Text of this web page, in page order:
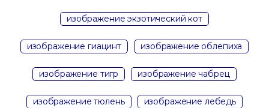
изображение экзотический кот
изображение гиацинт изображение облепиха
изображение тигр изображение чабрец
изображение тюлень изображение лебедь